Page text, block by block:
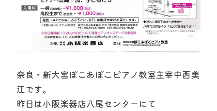
奈良・新大宮ぽこあぽこピアノ教室主宰中西美
江です。
昨日は小阪楽器店八尾センターにて